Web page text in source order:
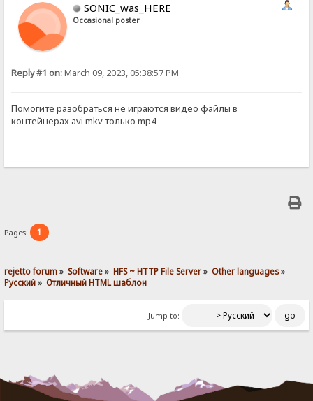
SONIC_was_HERE
Occasional poster
Reply #1 on:March 09, 2023, 05:38:57 PM
Помогите разобраться не играются видео файлы в
контейнерах avi mkv только mp4
Pages: 1
rejetto forum» Software» HFS ~ HTTP File Server» Other languages»
Pусский» Отличный HTML шаблон
Jump to: